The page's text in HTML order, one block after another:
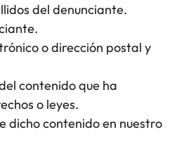
del denunciante.
o dirección postal y
contenido que ha
o leyes.
dicho contenido en nuestro